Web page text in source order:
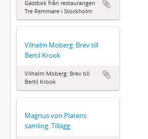
Gästbok från restaurangen
Tre Remmare i Stockholm
Vilhelm Moberg: Brev till
Bertil Krook
Vilhelm Moberg: Brev till
Bertil Krook
Magnus von Platens
samling. Tillägg